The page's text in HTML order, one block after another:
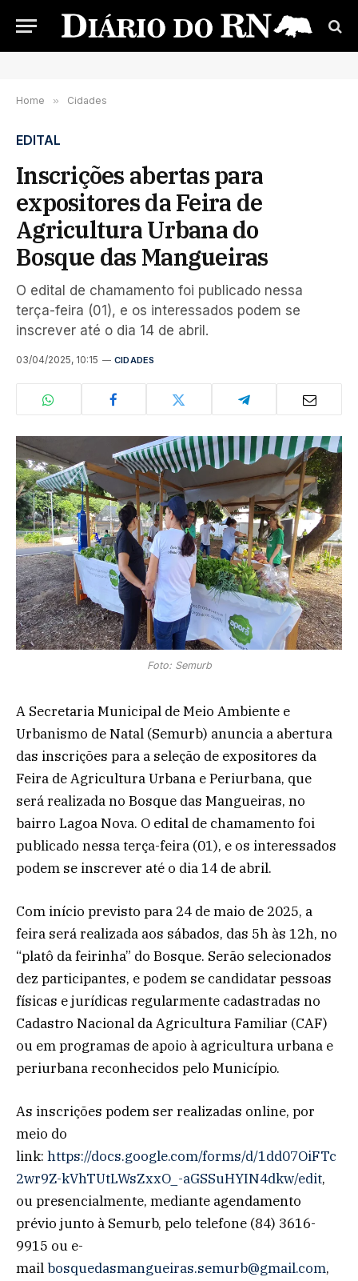
Home » Cidades
EDITAL
Inscrições abertas para
expositores da Feira de
Agricultura Urbana do
Bosque das Mangueiras
O edital de chamamento foi publicado nessa
terça-feira (01), e os interessados podem se
inscrever até o dia 14 de abril.
03/04/2025, 10:15 CIDADES
Foto: Semurb
A Secretaria Municipal de Meio Ambiente e
Urbanismo de Natal (Semurb) anuncia a abertura
das inscrições para a seleção de expositores da
Feira de Agricultura Urbana e Periurbana, que
será realizada no Bosque das Mangueiras, no
bairro Lagoa Nova. O edital de chamamento foi
publicado nessa terça-feira (01), e os interessados
podem se inscrever até o dia 14 de abril.
Com início previsto para 24 de maio de 2025, a
feira será realizada aos sábados, das 5h às 12h, no
“platô da feirinha” do Bosque. Serão selecionados
dez participantes, e podem se candidatar pessoas
físicas e jurídicas regularmente cadastradas no
Cadastro Nacional da Agricultura Familiar (CAF)
ou em programas de apoio à agricultura urbana e
periurbana reconhecidos pelo Município.
As inscrições podem ser realizadas online, por
meio do
link: https://docs.google.com/forms/d/1dd07OiFTc
2wr9Z-kVhTUtLWsZxxO_-aGSSuHYIN4dkw/edit,
ou presencialmente, mediante agendamento
prévio junto à Semurb, pelo telefone (84) 3616-
9915 ou e-
mailbosquedasmangueiras.semurb@gmail.com,